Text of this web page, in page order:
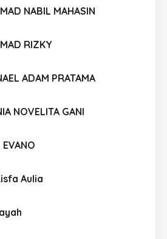
NABIL MAHASIN
RIZKY
ADAM PRATAMA
NOVELITA GANI
EVANO
Aulia